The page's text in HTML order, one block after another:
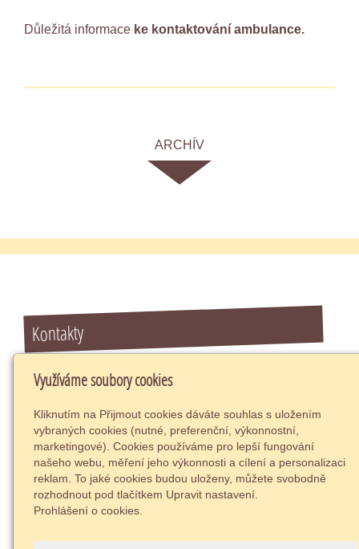
Důležitá informace ke kontaktování ambulance.
ARCHÍV
Kontakty
Poliklinika Masarykova 729,
517 41
73788261
info@psycholog-terapie.cz
+420 732 380 514
IČZ: 66381000, IČP: 66381001, ID datové
Využíváme soubory cookies
Kliknutím na Přijmout cookies dáváte souhlas s uložením
vybraných cookies (nutné, preferenční, výkonnostní,
marketingové). Cookies používáme pro lepší fungování
našeho webu, měření jeho výkonnosti a cílení a personalizaci
reklam. To jaké cookies budou uloženy, můžete svobodně
rozhodnout pod tlačítkem Upravit nastavení.
Prohlášení o cookies.